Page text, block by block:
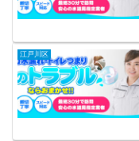
江戸川区